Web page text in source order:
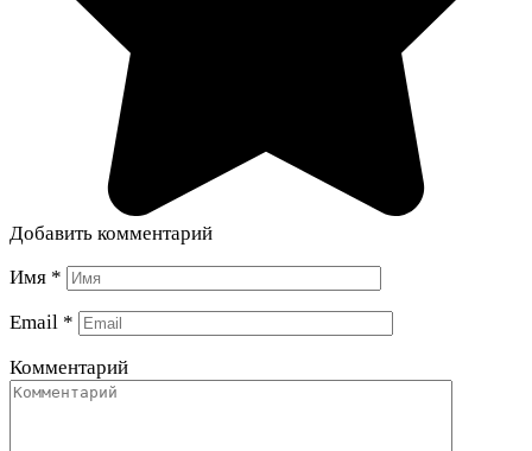
Добавить комментарий
Имя *
Email *
Комментарий